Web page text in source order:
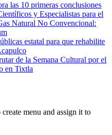
las 10 primeras conclusiones
y Especialistas para el
Natural No Convencional:
estatal para que rehabilite
de la Semana Cultural por el
en Tixtla
menu and assign it to